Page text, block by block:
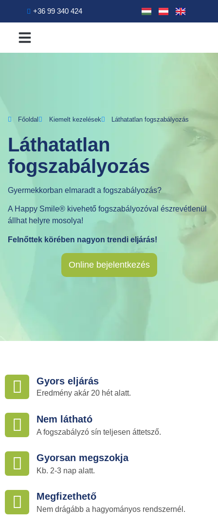
+36 99 340 424
Főoldal Kiemelt kezelések Láthatatlan fogszabályozás
Láthatatlan
fogszabályozás
Gyermekkorban elmaradt a fogszabályozás?
A Happy Smile® kivehető fogszabályozóval észrevétlenül
állhat helyre mosolya!
Felnőttek körében nagyon trendi eljárás!
Online bejelentkezés
Gyors eljárás
Eredmény akár 20 hét alatt.
Nem látható
A fogszabályzó sín teljesen áttetsző.
Gyorsan megszokja
Kb. 2-3 nap alatt.
Megfizethető
Nem drágább a hagyományos rendszernél.